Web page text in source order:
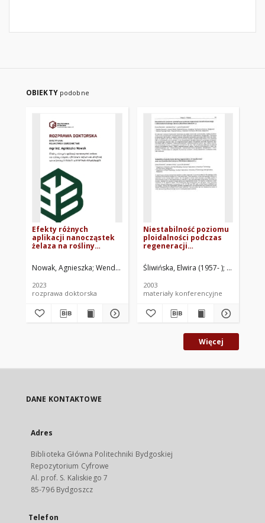
OBIEKTY podobne
Efekty różnych
aplikacji nanocząstek
żelaza na rośliny
napus var. oleifera) we
wczesnych fazach
rozwojowych
Nowak, Agnieszka Wenda-Piesik, Anna. Promotor
2023
rozprawa doktorska
Niestabilność poziomu
ploidalności podczas
regeneracji
nietransformowanego
tytoniu (Nicotiana
Śliwińska, Elwira (1957- ) Zimny,
2003
materiały konferencyjne
Więcej
DANE KONTAKTOWE
Adres
Biblioteka Główna Politechniki Bydgoskiej
Repozytorium Cyfrowe
Al. prof. S. Kaliskiego 7
85-796 Bydgoszcz
Telefon